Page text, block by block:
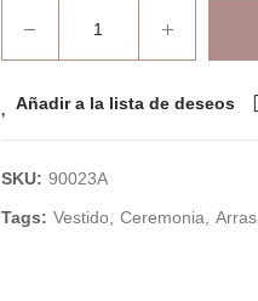
Añadir a la lista de deseos
SKU: 90023A
Tags: Vestido Ceremonia Arras